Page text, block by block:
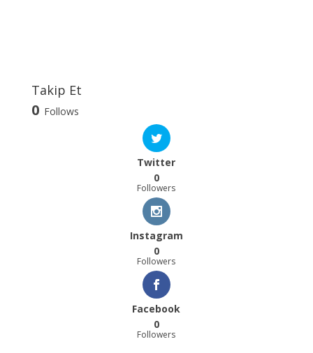
Takip Et
0 Follows
Twitter
0
Followers
Instagram
0
Followers
Facebook
0
Followers